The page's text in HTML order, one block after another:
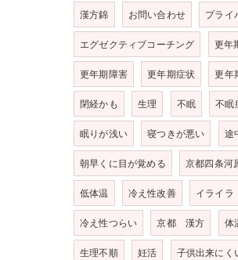
漢方錦 お問い合わせ プライ
エグゼクティブコーチング 更年
更年期障害 更年期症状 更年
閉経かも 生理 不眠 不眠
眠りが浅い 寝つきが悪い 途
朝早くに目が覚める 京都四条河
低体温 冷え性改善 イライラ
冷え性つらい 京都 漢方 体
生理不順 妊活 子供出来にく